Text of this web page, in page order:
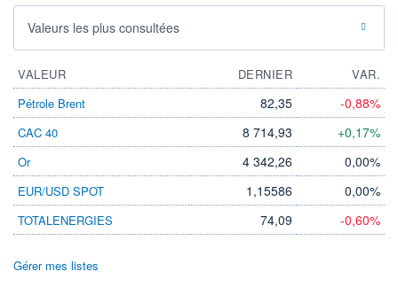
Valeurs les plus consultées
VALEUR DERNIER
VAR.
Pétrole Brent
82,35 -0,88%
CAC 40 8 714,93 +0,17%
Or 4 342,26 0,00%
EUR/USD SPOT 1,15586 0,00%
TOTALENERGIES 74,09 -0,60%
Gérer mes listes